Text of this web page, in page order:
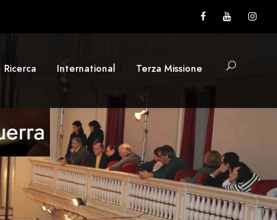
Ricerca International Terza Missione